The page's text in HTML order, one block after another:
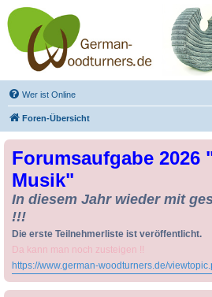
Drechseln und
Kunsthandwerk -
German-Woodturners
*Forum Sauerland*
Der Treffpunkt für Drechsler und Freunde des
Wer ist Online
Foren-Übersicht
Forumsaufgabe 2026
Musik"
In diesem Jahr wieder mit
!!!
Die erste Teilnehmerliste ist veröffentlicht.
Da kann man noch zusteigen !!
https://www.german-woodturners.de/